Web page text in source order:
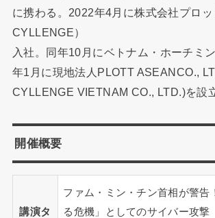
に携わる。2022年4月に株式会社プロ
CYLLENGE）
入社。同年10月にベトナム・ホーチミ
年1月に現地法人PLOTT ASEANCO.,
CYLLENGE VIETNAM CO., LTD.)を設
開催概要
講演タ
ファム・ミン・チン首相が警告
る危機」としてのサイバー攻撃